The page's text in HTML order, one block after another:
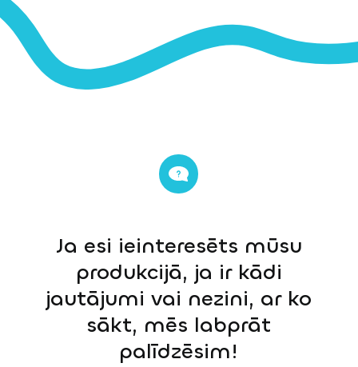
Ja esi ieinteresēts mūsu
produkcijā, ja ir kādi
jautājumi vai nezini, ar ko
sākt, mēs labprāt
palīdzēsim!